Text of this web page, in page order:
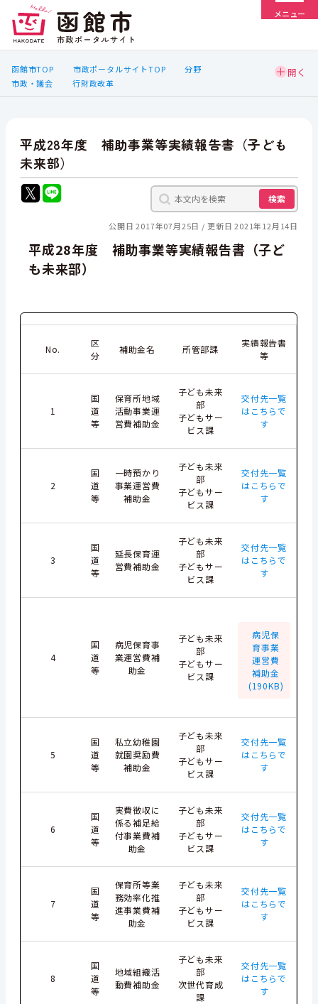
メニュー
函館市TOP 市政ポータルサイトTOP
分野
市政・議会
行財政改革
平成28年度 補助事業等実績報告書（子ども
未来部）
検索
公開日 2017年07月25日 更新日 2021年12月14日
平成28年度 補助事業等実績報告書（子ど
も未来部）
No.
区
分
補助金名 所管部課
実績報告書
等
1
国
道
等
保育所地域
活動事業運
営費補助金
子ども未来
部
子どもサー
ビス課
交付先一覧
はこちらで
す
2
国
道
等
一時預かり
事業運営費
補助金
子ども未来
部
子どもサー
ビス課
交付先一覧
はこちらで
す
3
国
道
等
延長保育運
営費補助金
子ども未来
部
子どもサー
ビス課
交付先一覧
はこちらで
す
4
国
道
等
病児保育事
業運営費補
助金
子ども未来
部
子どもサー
ビス課
病児保
育事業
運営費
補助金
(190KB)
5
国
道
等
私立幼稚園
就園奨励費
補助金
子ども未来
部
子どもサー
ビス課
交付先一覧
はこちらで
す
6
国
道
等
実費徴収に
係る補足給
付事業費補
助金
子ども未来
部
子どもサー
ビス課
交付先一覧
はこちらで
す
7
国
道
等
保育所等業
務効率化推
進事業費補
助金
子ども未来
部
子どもサー
ビス課
交付先一覧
はこちらで
す
8
国
道
等
地域組織活
動費補助金
子ども未来
部
次世代育成
課
交付先一覧
はこちらで
す